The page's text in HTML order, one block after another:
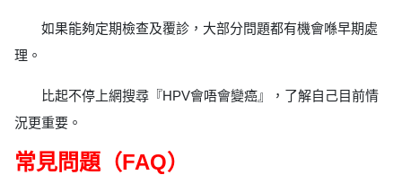
如果能夠定期檢查及覆診，大部分問題都有機會喺早期處
理。
比起不停上網搜尋『HPV會唔會變癌』，了解自己目前情
況更重要。
常見問題（FAQ）